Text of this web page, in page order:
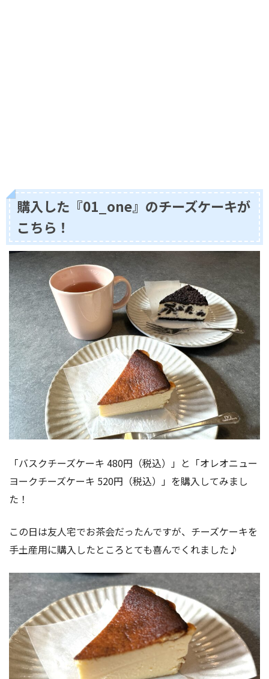
購入した『01_one』のチーズケーキが
こちら！
「バスクチーズケーキ 480円（税込）」と「オレオニュー
ヨークチーズケーキ 520円（税込）」を購入してみまし
た！
この日は友人宅でお茶会だったんですが、チーズケーキを
手土産用に購入したところとても喜んでくれました♪